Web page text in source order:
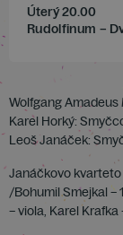
Úterý 20.00
Rudolfinum –
Wolfgang Amadeus
Karel Horký:
Leoš Janáček:
Janáčkovo kvarteto
/Bohumil Smejkal –
– viola, Karel